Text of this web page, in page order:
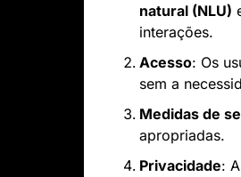
natural (NLU)
interações.
Acesso: Os
sem a
Medidas de
apropriadas.
Privacidade: